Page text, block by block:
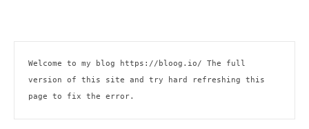
Welcome to my blog https://bloog.io/ The full
version of this site and try hard refreshing this
page to fix the error.